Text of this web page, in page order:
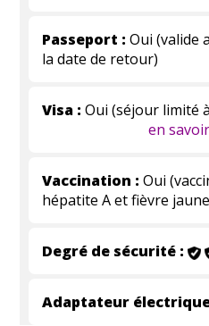
Passeport : Oui (valide
la date de retour)
Visa : Oui (séjour limité
en
Vaccination : Oui
hépatite A et fièvre
Degré de sécurité :
Adaptateur